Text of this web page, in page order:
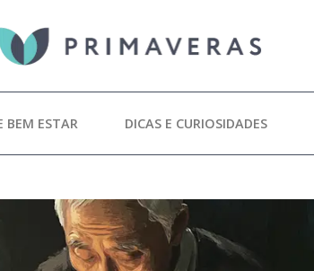
BEM ESTAR DICAS E CURIOSIDADES